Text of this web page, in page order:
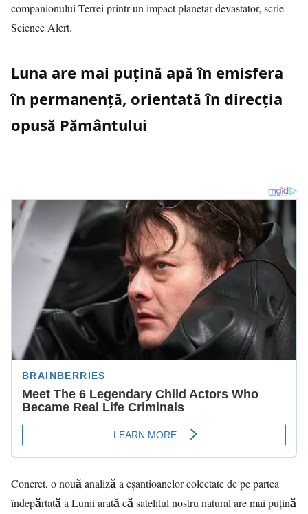
companionului Terrei printr-un impact planetar devastator, scrie
Science Alert.
Luna are mai puțină apă în emisfera
în permanență, orientată în direcția
opusă Pământului
Concret, o nouă analiză a eșantioanelor colectate de pe partea
îndepărtată a Lunii arată că satelitul nostru natural are mai puțină